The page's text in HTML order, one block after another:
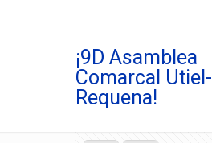
¡9D Asamblea
Comarcal Utiel-
Requena!